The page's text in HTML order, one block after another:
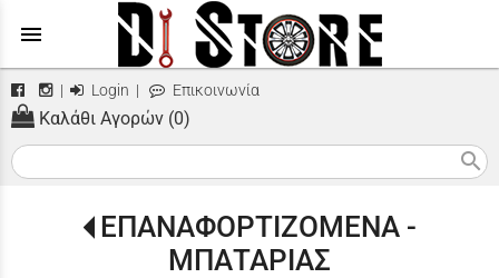
menu
| Login | Επικοινωνία
Καλάθι Αγορών (0)
search
ΕΠΑΝΑΦΟΡΤΙΖΟΜΕΝΑ -
ΜΠΑΤΑΡΙΑΣ